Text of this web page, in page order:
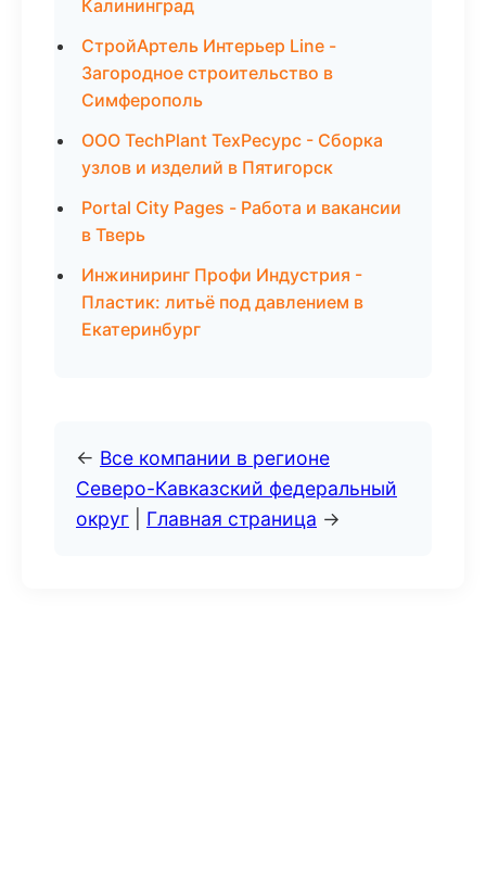
Калининград
СтройАртель Интерьер Line -
Загородное строительство в
Симферополь
ООО TechPlant ТехРесурс - Сборка
узлов и изделий в Пятигорск
Portal City Pages - Работа и вакансии
в Тверь
Инжиниринг Профи Индустрия -
Пластик: литьё под давлением в
Екатеринбург
← Все компании в регионе
Северо-Кавказский федеральный
округ
Главная страница →